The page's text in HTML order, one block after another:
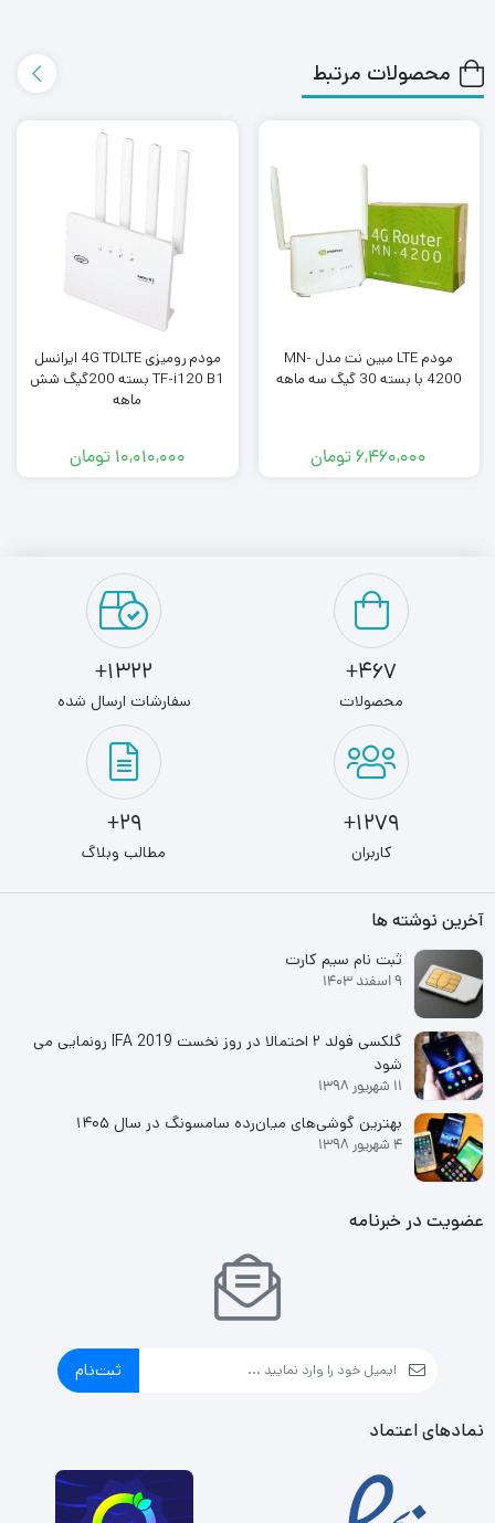
محصولات مرتبط
مودم LTE مبین نت مدل MN-
4200 با بسته 30 گیگ سه ماهه
۶,۴۶۰,۰۰۰تومان
مودم رومیزی 4G TDLTE ایرانسل
TF-i120 B1 بسته 200گیگ شش
ماهه
۱۰,۰۱۰,۰۰۰ تومان
467+
محصولات
1322+
سفارشات ارسال شده
1279+
کاربران
29+
مطالب وبلاگ
آخرین نوشته ها
ثبت نام سیم کارت
9 اسفند 1403
گلکسی فولد ۲ احتمالا در روز نخست IFA 2019 رونمایی می
شود
11 شهریور 1398
بهترین گوشی‌های میان‌رده سامسونگ در سال ۱۴۰۵
4 شهریور 1398
عضویت در خبرنامه
ثبت‌نام
نمادهای اعتماد